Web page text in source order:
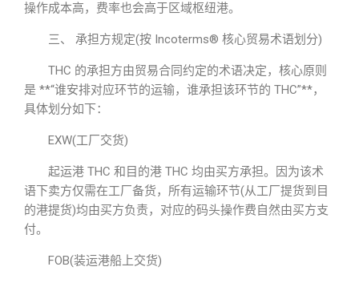
操作成本高，费率也会高于区域枢纽港。
三、 承担方规定(按 Incoterms® 核心贸易术语划分)
THC 的承担方由贸易合同约定的术语决定，核心原则
是 **“谁安排对应环节的运输，谁承担该环节的 THC”**，
具体划分如下：
EXW(工厂交货)
起运港 THC 和目的港 THC 均由买方承担。因为该术
语下卖方仅需在工厂备货，所有运输环节(从工厂提货到目
的港提货)均由买方负责，对应的码头操作费自然由买方支
付。
FOB(装运港船上交货)